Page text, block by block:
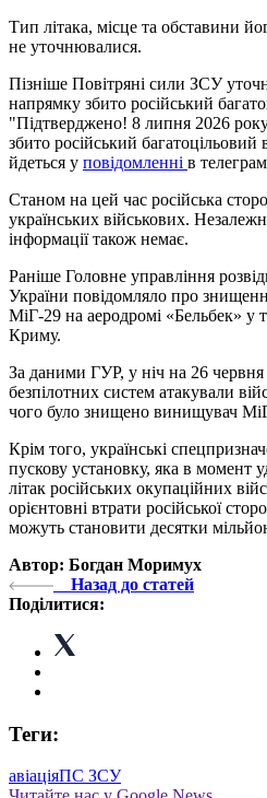
Тип літака, місце та обставини
не уточнювалися.
Пізніше Повітряні сили ЗСУ
напрямку збито російський
"Підтверджено! 8 липня 2026
збито російський
йдеться у повідомленні в
Станом на цей час російська
українських військових.
інформації також немає.
Раніше Головне управління
України повідомляло про
МіГ-29 на аеродромі «Бельбек» у
Криму.
За даними ГУР, у ніч на 26 червня
безпілотних систем атакували
чого було знищено винищувач
Крім того, українські
пускову установку, яка в момент
літак російських окупаційних
орієнтовні втрати російської
можуть становити десятки
Автор: Богдан Моримух
Назад до статей
Поділитися:
Теги:
авіаціяПС ЗСУ